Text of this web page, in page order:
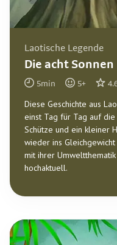
Laotische Legende
Die acht Sonnen
5min 5+
Diese Geschichte aus
einst Tag für Tag auf die
Schütze und ein kleiner
wieder ins
mit ihrer
hochaktuell.